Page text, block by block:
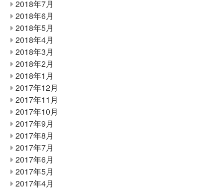
2018年7月
2018年6月
2018年5月
2018年4月
2018年3月
2018年2月
2018年1月
2017年12月
2017年11月
2017年10月
2017年9月
2017年8月
2017年7月
2017年6月
2017年5月
2017年4月